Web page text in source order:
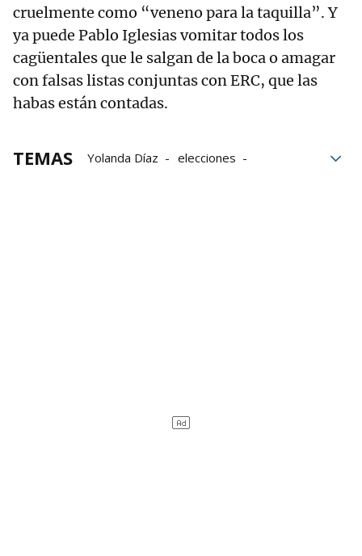
cruelmente como “veneno para la taquilla”. Y
ya puede Pablo Iglesias vomitar todos los
cagüentales que le salgan de la boca o amagar
con falsas listas conjuntas con ERC, que las
habas están contadas.
TEMAS Yolanda Díaz
elecciones